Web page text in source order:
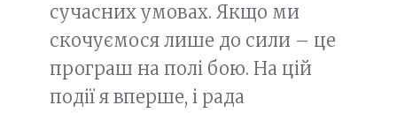
сучасних умовах. Якщо ми
скочуємося лише до сили – це
програш на полі бою. На цій
події я вперше, і рада